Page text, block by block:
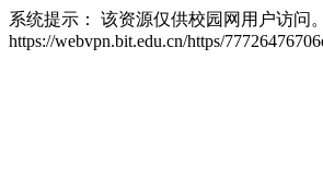
系统提示： 该资源仅供校园网用户访问
https://webvpn.bit.edu.cn/https/